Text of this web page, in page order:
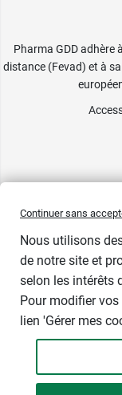
Pharma GDD adhère
distance (Fevad) et à
Continuer sans
Nous utilisons
de notre site et
selon les intérêts
Pour modifier
lien 'Gérer mes